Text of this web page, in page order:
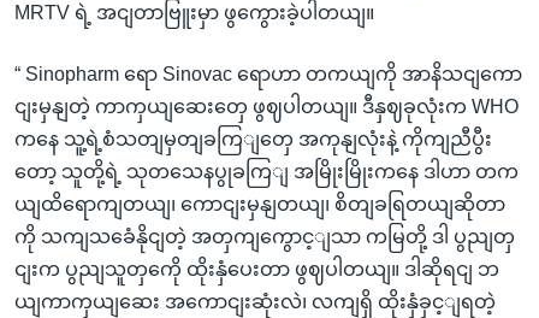
MRTV ရဲ့ အငျတာဗြူးမှာ ဖွကွေားခဲ့ပါတယျ။
“ Sinopharm ရော Sinovac ရောဟာ တကယျကို အာနိသငျကော
ငျးမှနျတဲ့ ကာကှယျဆေးတှေ ဖွဈပါတယျ။ ဒီနှဈခုလုံးက WHO
ကနေ သူ့ရဲ့စံသတျမှတျခကြျတှေ အကုနျလုံးနဲ့ ကိုကျညီပွီး
တော့ သူတို့ရဲ့ သုတသေနပွုခကြျ အမြိုးမြိုးကနေ ဒါဟာ တက
ယျထိရောကျတယျ၊ ကောငျးမှနျတယျ၊ စိတျခရြတယျဆိုတာ
ကို သကျသခေံနိုငျတဲ့ အတှကျကွောင့ျသာ ကမြတို့ ဒါ ပွညျတှ
ငျးက ပွညျသူတှကေို ထိုးနှံပေးတာ ဖွဈပါတယျ။ ဒါဆိုရငျ ဘ
ယျကာကှယျဆေး အကောငျးဆုံးလဲ၊ လကျရှိ ထိုးနှံခှင့ျရတဲ့